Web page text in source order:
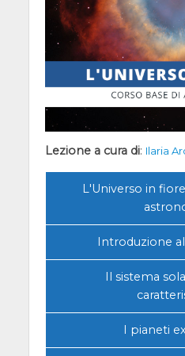
Lezione a cura di: Ilaria
L'Universo in
Introduzione
Il sistema
I pianeti